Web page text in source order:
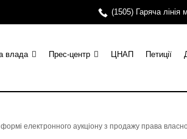
(1505) Гаряча лінія
влада Прес-центр ЦНАП Петиції
електронного аукціону з продажу права